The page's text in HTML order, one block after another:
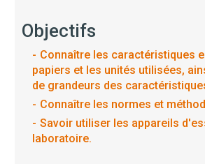
Objectifs
Connaître les caractéristiques
papiers et les unités utilisées,
de grandeurs des
Connaître les normes et
Savoir utiliser les appareils
laboratoire.